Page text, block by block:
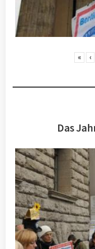
« ‹
Das